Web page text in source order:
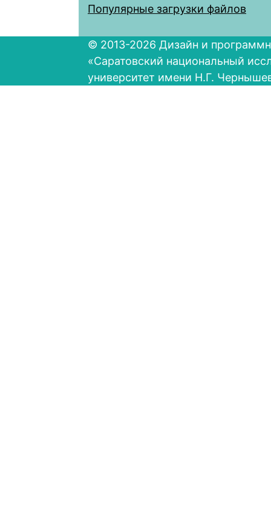
Популярные загрузки файлов
© 2013-2026 Дизайн и
«Саратовский национальный
университет имени Н.Г.